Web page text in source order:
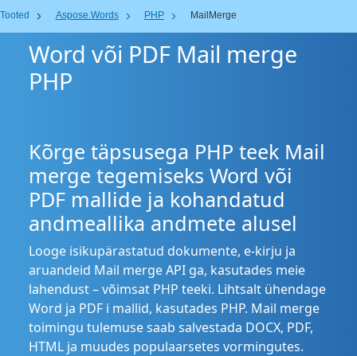
Tooted Aspose.Words PHP MailMerge
Word või PDF Mail merge
PHP
Kõrge täpsusega PHP teek Mail
merge tegemiseks Word või
PDF mallide ja kohandatud
andmeallika andmete alusel
Looge isikupärastatud dokumente, e-kirju ja
aruandeid Mail merge API ga, kasutades meie
lahendust – võimsat PHP teeki. Lihtsalt ühendage
Word ja PDF i mallid, kasutades PHP. Mail merge
toimingu tulemuse saab salvestada DOCX, PDF,
HTML ja muudes populaarsetes vormingutes.